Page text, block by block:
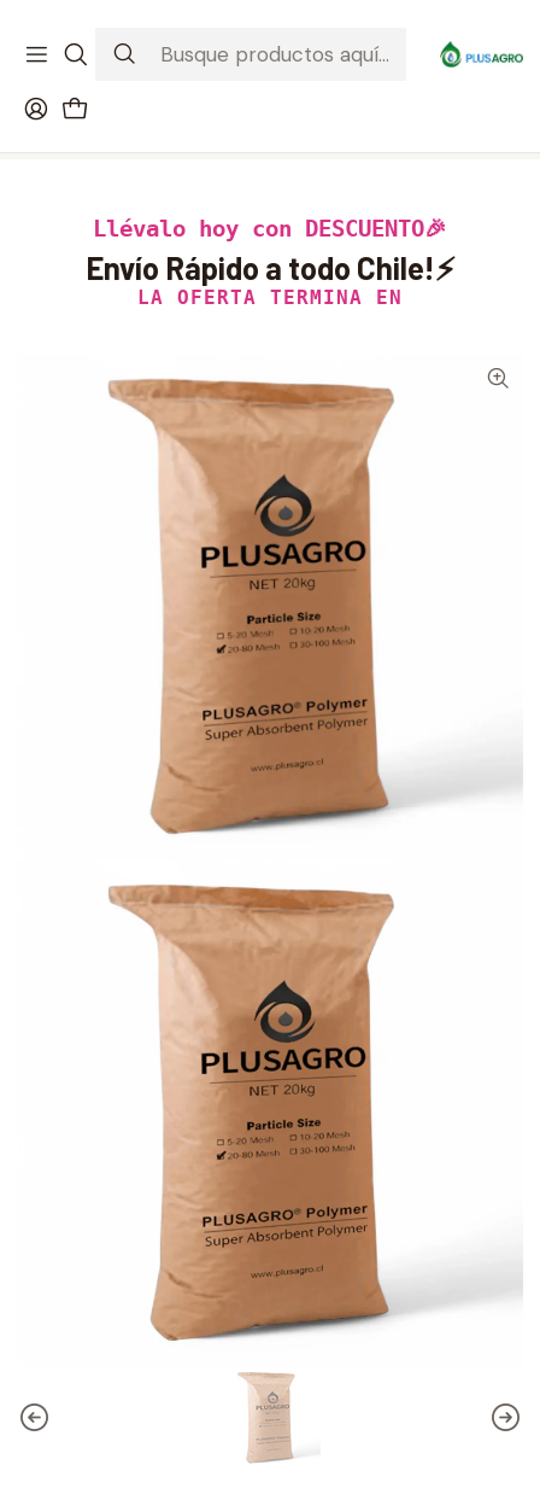
Ver condiciones de la promoción
Llévalo hoy con DESCUENTO🎉
Envío Rápido a todo Chile!⚡
LA OFERTA TERMINA EN